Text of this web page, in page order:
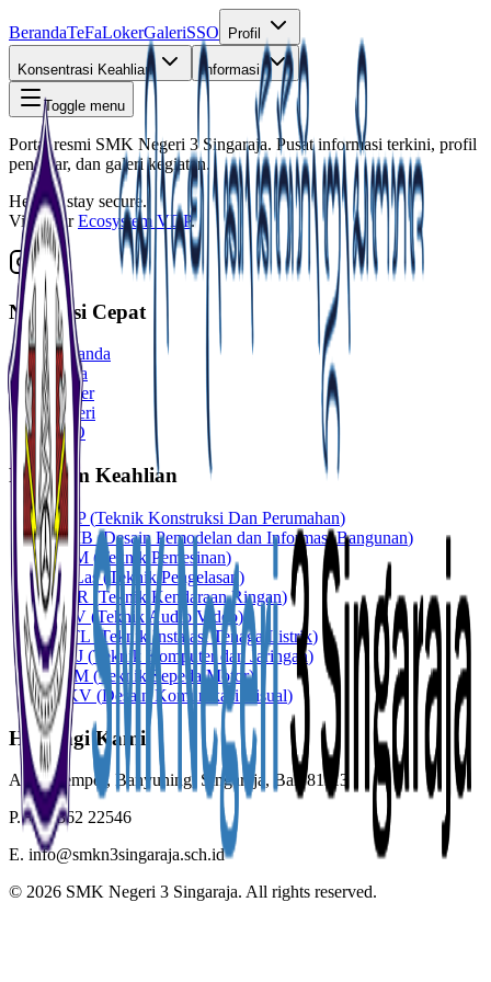
BerandaTeFaLokerGaleriSSO Profil
Konsentrasi Keahlian Informasi
Toggle menu
Portal resmi SMK Negeri 3 Singaraja. Pusat informasi terkini, profil
pengajar, dan galeri kegiatan.
Help us stay secure.
View our Ecosystem VDP.
Navigasi Cepat
Beranda
TeFa
Loker
Galeri
SSO
Program Keahlian
TKP (Teknik Konstruksi Dan Perumahan)
DPIB (Desain Pemodelan dan Informasi Bangunan)
TPM ( Teknik Pemesinan)
TPLas (Teknik Pengelasan)
TKR (Teknik Kendaraan Ringan)
TAV ( Teknik Audio Video)
TITL Teknik Instalasi Tenaga Listrik)
TKJ (Teknik Komputer dan Jaringan)
TSM (Teknik Sepeda Motor)
DKV (Desain Komunikasi Visual)
Hubungi Kami
A. Jl. Gempol, Banyuning, Singaraja , Bali
81113
P. +62 362 22546
E. info@smkn3singaraja.sch.id
© 2026 SMK Negeri 3 Singaraja. All rights reserved.